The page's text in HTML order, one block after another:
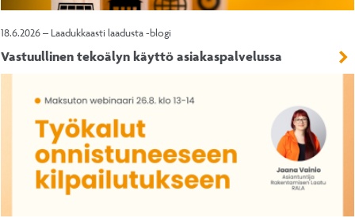
18.6.2026 – Laadukkaasti laadusta -blogi
Vastuullinen tekoälyn käyttö asiakaspalvelussa